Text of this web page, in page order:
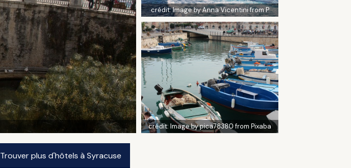
crédit:Image by Anna Vicentini from P
crédit:Image by pica78380 from Pixaba
Trouver plus d'hôtels à Syracuse